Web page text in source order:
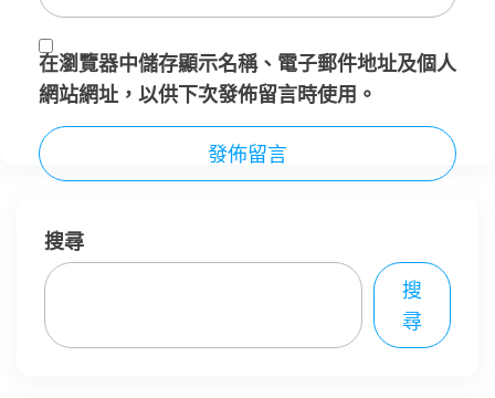
在瀏覽器中儲存顯示名稱、電子郵件地址及個人
網站網址，以供下次發佈留言時使用。
搜尋
搜
尋